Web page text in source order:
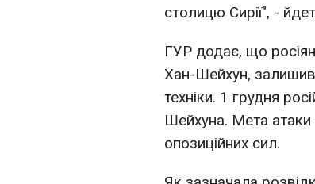
столицю Сирії", -
ГУР додає, що
Хан-Шейхун,
техніки. 1 грудня
Шейхуна. Мета
опозиційних сил.